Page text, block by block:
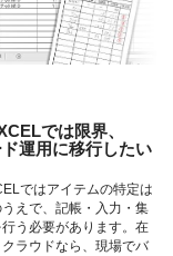
では限界、
運用に移行したい
ではアイテムの特定は
うえで、記帳・入力・集
う必要があります。在
ラウドなら、現場でバ